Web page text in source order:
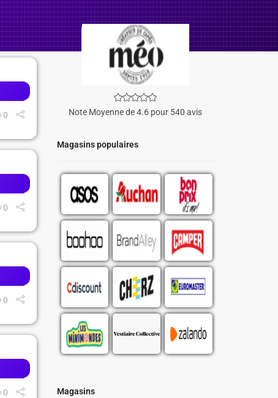
Note Moyenne de 4.6 pour 540 avis
Magasins populaires
Magasins
0
0
0
0